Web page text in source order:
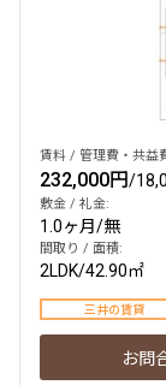
賃料 / 管理費・共益
232,000円/
敷金 / 礼金:
1.0ヶ月/無
間取り / 面積:
2LDK/42.90㎡
三井の賃貸
お問